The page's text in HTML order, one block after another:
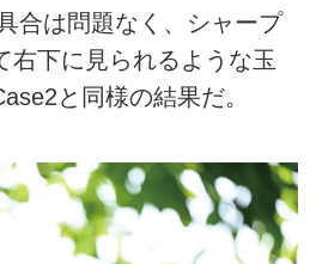
合は問題なく、シャープ
右下に見られるような玉
と同様の結果だ。